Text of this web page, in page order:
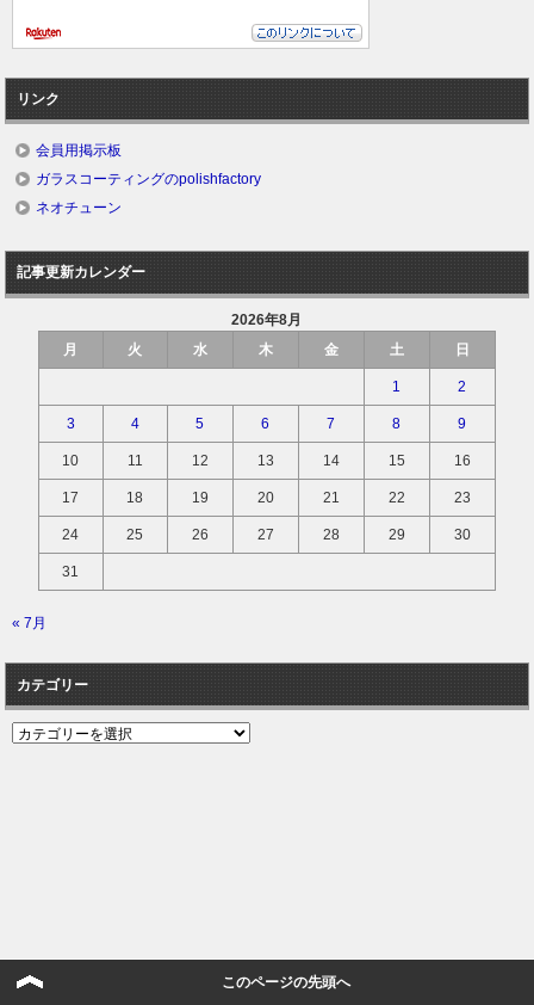
リンク
会員用掲示板
ガラスコーティングのpolishfactory
ネオチューン
記事更新カレンダー
2026年8月
月
火 水 木 金 土 日
1 2
3 4 5 6 7 8 9
10 11 12 13 14 15 16
17 18 19 20 21 22 23
24 25 26 27 28 29 30
31
« 7月
カテゴリー
カ
このページの先頭へ